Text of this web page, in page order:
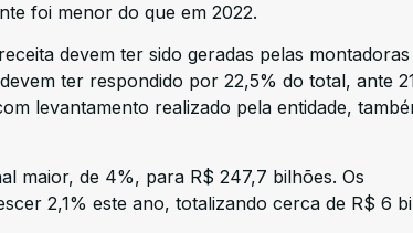
foi menor do que em 2022.
devem ter sido geradas pelas
ter respondido por 22,5% do total, ante
levantamento realizado pela entidade,
maior, de 4%, para R$ 247,7 bilhões. Os
2,1% este ano, totalizando cerca de R$ 6